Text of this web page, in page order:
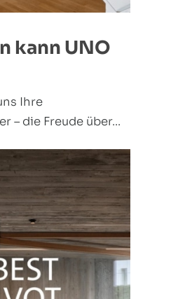
kann UNO
Ihre
– die Freude über...